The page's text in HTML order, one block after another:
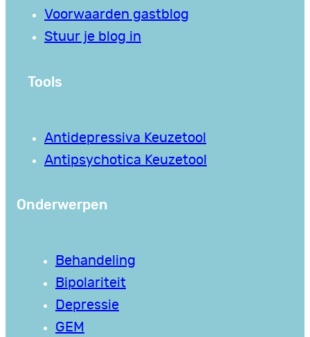
Voorwaarden gastblog
Stuur je blog in
Tools
Antidepressiva Keuzetool
Antipsychotica Keuzetool
Onderwerpen
Behandeling
Bipolariteit
Depressie
GEM